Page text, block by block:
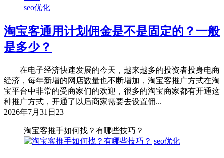
seo优化
淘宝客通用计划佣金是不是固定的？一般
是多少？
在电子经济快速发展的今天，越来越多的投资者投身电商
经济，每年新增的网店数量也不断增加，淘宝客推广方式在淘
宝平台中非常的受商家们的欢迎，很多的淘宝商家都有开通这
种推广方式，开通了以后商家需要去设置佣...
2026年7月31日 23
淘宝客推手如何找？有哪些技巧？
seo优化